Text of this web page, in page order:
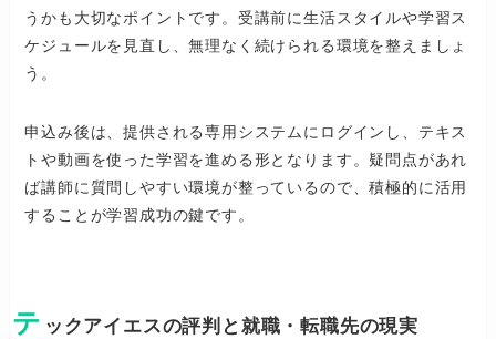
うかも大切なポイントです。受講前に生活スタイルや学習ス
ケジュールを見直し、無理なく続けられる環境を整えましょ
う。
申込み後は、提供される専用システムにログインし、テキス
トや動画を使った学習を進める形となります。疑問点があれ
ば講師に質問しやすい環境が整っているので、積極的に活用
することが学習成功の鍵です。
テ ックアイエスの評判と就職・転職先の現実